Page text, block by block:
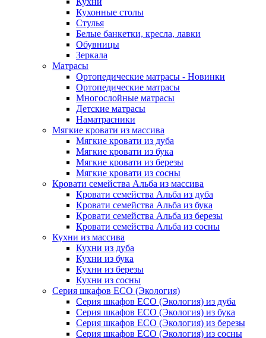
Кухонные столы
Стулья
Белые банкетки, кресла, лавки
Обувницы
Зеркала
Матрасы
Ортопедические матрасы - Новинки
Ортопедические матрасы
Многослойные матрасы
Детские матрасы
Наматрасники
Мягкие кровати из массива
Мягкие кровати из дуба
Мягкие кровати из бука
Мягкие кровати из березы
Мягкие кровати из сосны
Кровати семейства Альба из массива
Кровати семейства Альба из дуба
Кровати семейства Альба из бука
Кровати семейства Альба из березы
Кровати семейства Альба из сосны
Кухни из массива
Кухни из дуба
Кухни из бука
Кухни из березы
Кухни из сосны
Серия шкафов ECO (Экология)
Серия шкафов ECO (Экология) из дуба
Серия шкафов ECO (Экология) из бука
Серия шкафов ECO (Экология) из березы
Серия шкафов ECO (Экология) из сосны